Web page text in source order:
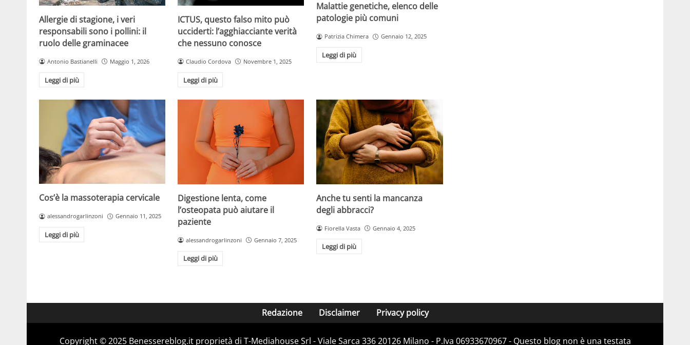
Allergie di stagione, i veri
responsabili sono i pollini: il
ruolo delle graminacee
Antonio Bastianelli Maggio 1, 2026
Leggi di più
ICTUS, questo falso mito può
ucciderti: l’agghiacciante verità
che nessuno conosce
Claudio Cordova Novembre 1, 2025
Leggi di più
Malattie genetiche, elenco delle
patologie più comuni
Patrizia Chimera Gennaio 12, 2025
Leggi di più
Cos’è la massoterapia cervicale
alessandrogarlinzoni Gennaio 11, 2025
Leggi di più
Digestione lenta, come
l’osteopata può aiutare il
paziente
alessandrogarlinzoni Gennaio 7, 2025
Leggi di più
Anche tu senti la mancanza
degli abbracci?
Fiorella Vasta Gennaio 4, 2025
Leggi di più
Redazione Disclaimer Privacy policy
Copyright © 2025 Benessereblog.it proprietà di T-Mediahouse Srl - Viale Sarca 336 20126 Milano - P.Iva 06933670967 - Questo blog non è una testata